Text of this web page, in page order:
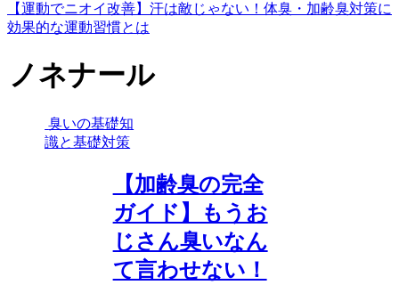
【運動でニオイ改善】汗は敵じゃない！体臭・加齢臭対策に
効果的な運動習慣とは
ノネナール
臭いの基礎知
識と基礎対策
【加齢臭の完全
ガイド】もうお
じさん臭いなん
て言わせない！